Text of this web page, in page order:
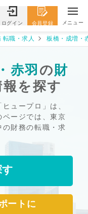
ログイン 会員登録 メニュー
転職・求人 板橋・成増・
赤羽 の財
を探す
ュープロ」は、
ージでは、東京
財務の転職・求
ートに